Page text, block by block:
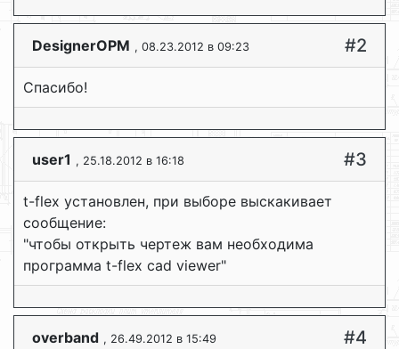
DesignerOPM , 08.23.2012 в 09:23 #2
Спасибо!
user1 , 25.18.2012 в 16:18 #3
t-flex установлен, при выборе выскакивает
сообщение:
"чтобы открыть чертеж вам необходима
программа t-flex cad viewer"
overband , 26.49.2012 в 15:49 #4